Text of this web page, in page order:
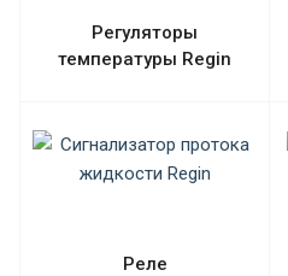
Регуляторы
температуры Regin
Реле